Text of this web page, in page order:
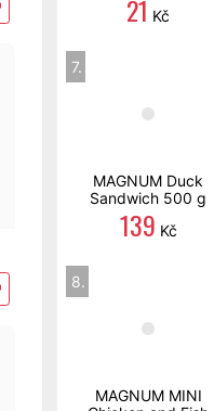
21 Kč
7.
MAGNUM Duck
Sandwich 500 g
139 Kč
8.
MAGNUM MINI